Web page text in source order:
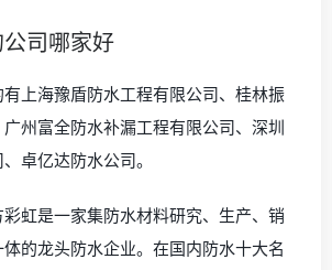
司哪家好
上海豫盾防水工程有限公司、桂林振
州富全防水补漏工程有限公司、深圳
卓亿达防水公司。
虹是一家集防水材料研究、生产、销
的龙头防水企业。在国内防水十大名